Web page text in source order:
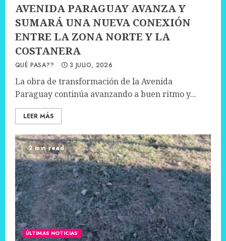
AVENIDA PARAGUAY AVANZA Y
SUMARÁ UNA NUEVA CONEXIÓN
ENTRE LA ZONA NORTE Y LA
COSTANERA
QUÉ PASA?? 3 JULIO, 2026
La obra de transformación de la Avenida
Paraguay continúa avanzando a buen ritmo y...
LEER MÁS
2 min read
ÚLTIMAS NOTICIAS